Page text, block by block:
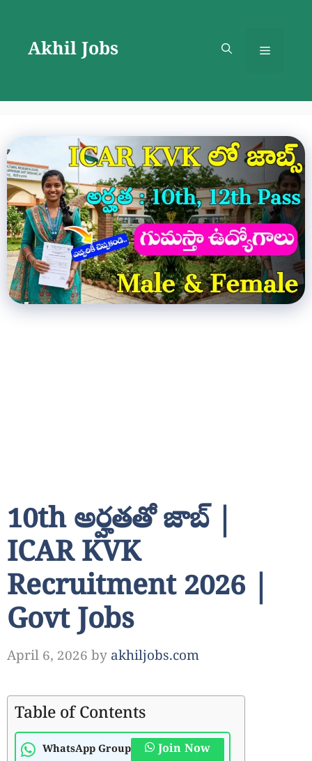
contentAkhil Jobs Menu
10th అర్హతతో జాబ్ |
ICAR KVK
Recruitment 2026 |
Govt Jobs
April 6, 2026 by akhiljobs.com
Table of Contents
WhatsApp Group Join Now